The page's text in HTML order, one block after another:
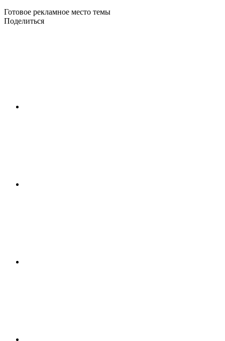
Готовое рекламное место темы
Поделиться